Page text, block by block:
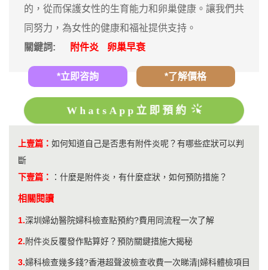
的，從而保護女性的生育能力和卵巢健康。讓我們共
同努力，為女性的健康和福祉提供支持。
關鍵詞:
附件炎 卵巢早衰
*立即咨詢 *了解價格
WhatsApp立即預約
上壹篇： 如何知道自己是否患有附件炎呢？有哪些症狀可以判
斷
下壹篇：
： 什麼是附件炎，有什麼症狀，如何預防措施？
相關閱讀
1.深圳婦幼醫院婦科檢查點預約?費用同流程一次了解
2.附件炎反覆發作點算好？預防關鍵措施大揭秘
3.婦科檢查幾多錢?香港超聲波檢查收費一次睇清|婦科體檢項目